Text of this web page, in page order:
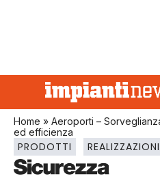
Home » Aeroporti –
ed efficienza
PRODOTTI REALIZZAZIONI